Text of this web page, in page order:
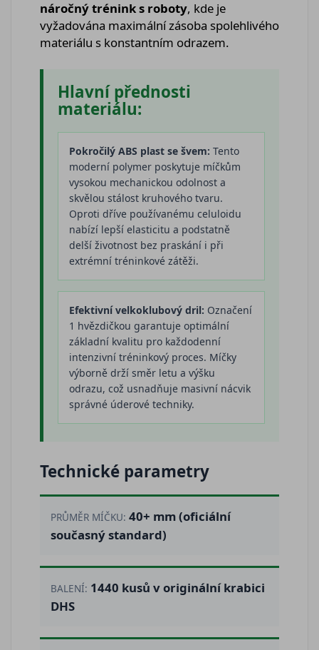
náročný trénink s roboty, kde je
vyžadována maximální zásoba spolehlivého
materiálu s konstantním odrazem.
Hlavní přednosti
materiálu:
Pokročilý ABS plast se švem: Tento
moderní polymer poskytuje míčkům
vysokou mechanickou odolnost a
skvělou stálost kruhového tvaru.
Oproti dříve používanému celuloidu
nabízí lepší elasticitu a podstatně
delší životnost bez praskání i při
extrémní tréninkové zátěži.
Efektivní velkoklubový dril: Označení
1 hvězdičkou garantuje optimální
základní kvalitu pro každodenní
intenzivní tréninkový proces. Míčky
výborně drží směr letu a výšku
odrazu, což usnadňuje masivní nácvik
správné úderové techniky.
Technické parametry
PRŮMĚR MÍČKU: 40+ mm (oficiální
současný standard)
BALENÍ: 1440 kusů v originální krabici
DHS